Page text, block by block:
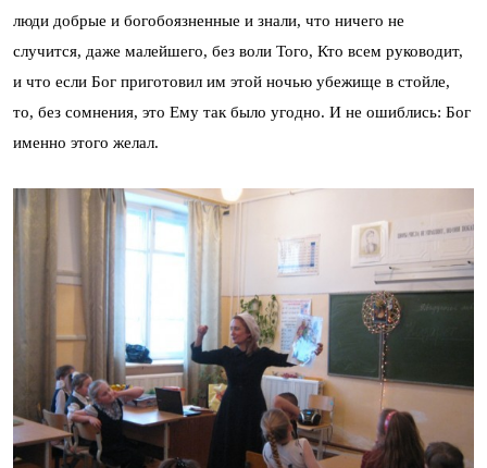
люди добрые и богобоязненные и знали, что ничего не
случится, даже малейшего, без воли Того, Кто всем руководит,
и что если Бог приготовил им этой ночью убежище в стойле,
то, без сомнения, это Ему так было угодно. И не ошиблись: Бог
именно этого желал.